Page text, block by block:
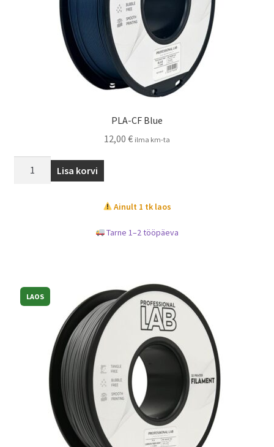
PLA-CF Blue
12,00 € ilma km-ta
Lisa korvi
Ainult 1 tk laos
Tarne 1–2 tööpäeva
LAOS